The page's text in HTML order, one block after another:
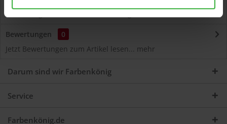
Lackierungen und Lackausbesserungen am Auto...
Bewertungen
0
Jetzt Bewertungen zum Artikel lesen... mehr
Darum sind wir Farbenkönig
Service
Farbenkönig.de